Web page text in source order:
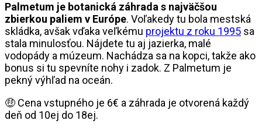
Palmetum je botanická záhrada s najväčšou
zbierkou paliem v Európe. Voľakedy tu bola mestská
skládka, avšak vďaka veľkému projektu z roku 1995 sa
stala minulosťou. Nájdete tu aj jazierka, malé
vodopády a múzeum. Nachádza sa na kopci, takže ako
bonus si tu spevníte nohy i zadok. Z Palmetum je
pekný výhľad na oceán.
🤑 Cena vstupného je 6€ a záhrada je otvorená každý
deň od 10ej do 18ej.